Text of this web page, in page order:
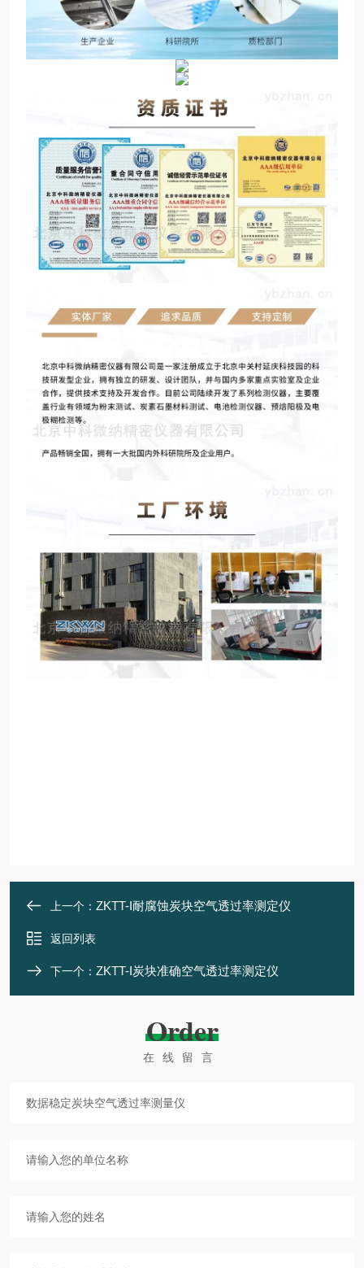
上一个： ZKTT-I耐腐蚀炭块空气透过率测定仪
返回列表
下一个： ZKTT-I炭块准确空气透过率测定仪
Order
在线留言